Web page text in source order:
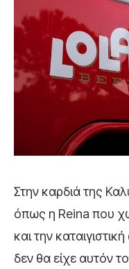
Στην καρδιά της
όπως η Reina που
και την
δεν θα είχε αυτόν